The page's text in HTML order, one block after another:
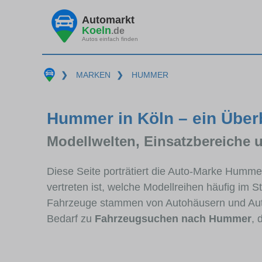
Automarkt
Koeln.de
Autos einfach finden
❯ MARKEN ❯ HUMMER
Hummer in Köln – ein
Modellwelten, Einsatzbereiche
Diese Seite porträtiert die Auto-Marke
vertreten ist, welche Modellreihen häufig im
Fahrzeuge stammen von Autohäusern und
Bedarf zu Fahrzeugsuchen nach Hummer,